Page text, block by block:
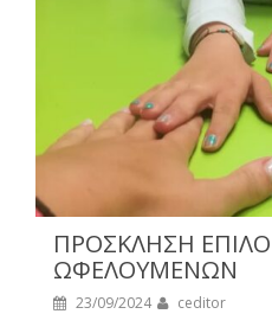
ΠΡΟΣΚΛΗΣΗ
ΩΦΕΛΟΥΜΕΝΩΝ
23/09/2024 ceditor